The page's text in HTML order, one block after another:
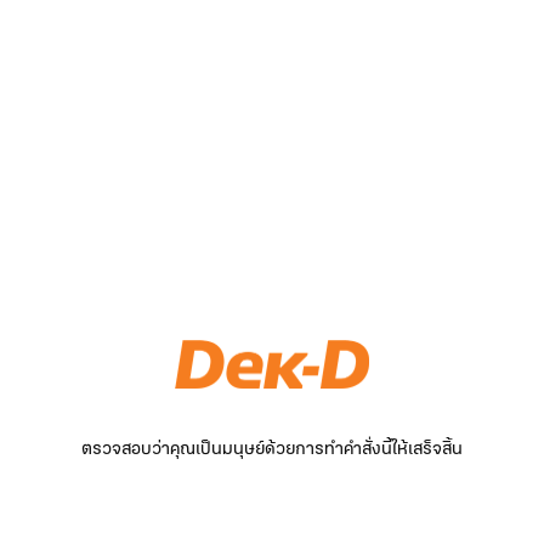
ตรวจสอบว่าคุณเป็นมนุษย์ด้วยการทำคำสั่งนี้ให้เสร็จสิ้น